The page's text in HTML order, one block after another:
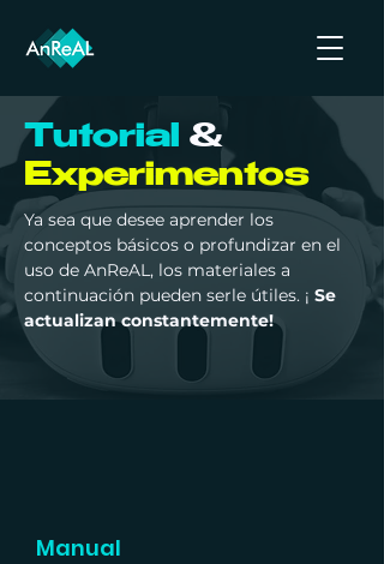
Tutorial &
Experimentos
Ya sea que desee aprender los
conceptos básicos o profundizar en el
uso de AnReAL, los materiales a
continuación pueden serle útiles. ¡ Se
actualizan constantemente!
Manual